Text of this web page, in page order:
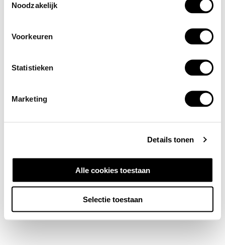
Noodzakelijk
Voorkeuren
Statistieken
Marketing
Details tonen
Alle cookies toestaan
Selectie toestaan